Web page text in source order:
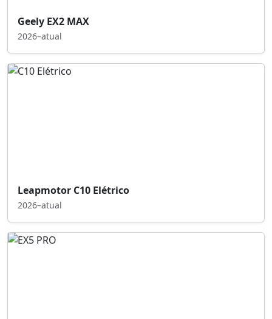
Geely EX2 MAX
2026–atual
Leapmotor C10 Elétrico
2026–atual